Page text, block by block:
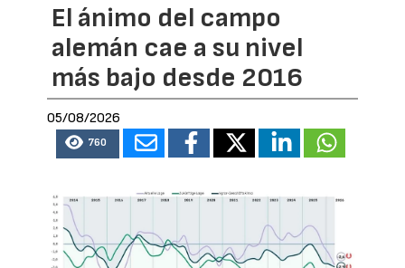
El ánimo del campo
alemán cae a su nivel
más bajo desde 2016
05/08/2026
760